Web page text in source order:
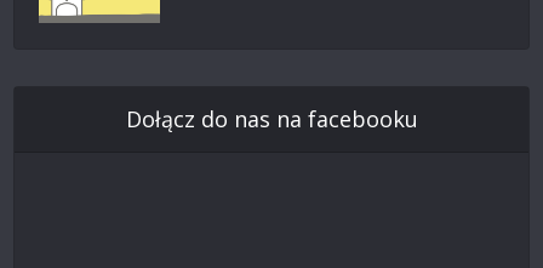
Dołącz do nas na facebooku